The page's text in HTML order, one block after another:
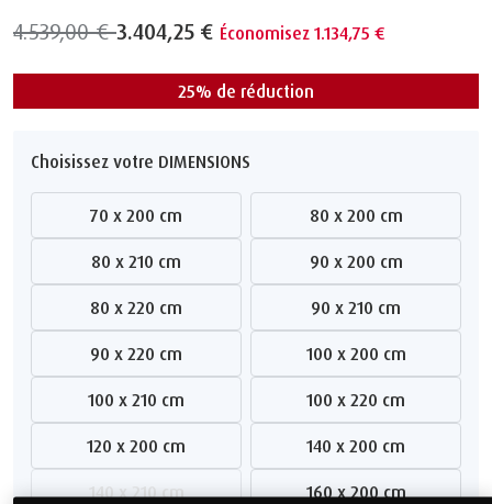
4.539,00 €3.404,25 € Économisez 1.134,75 €
25% de réduction
Choisissez votre DIMENSIONS
70 x 200 cm 80 x 200 cm
80 x 210 cm 90 x 200 cm
80 x 220 cm 90 x 210 cm
90 x 220 cm 100 x 200 cm
100 x 210 cm 100 x 220 cm
120 x 200 cm 140 x 200 cm
140 x 210 cm 160 x 200 cm